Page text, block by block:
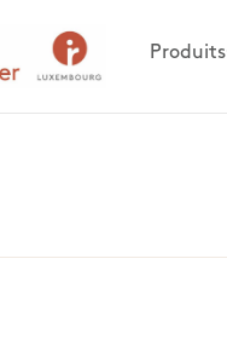
Produits